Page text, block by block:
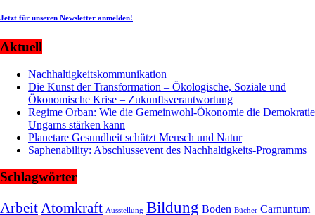
Jetzt für unseren Newsletter anmelden!
Aktuell
Nachhaltigkeitskommunikation
Die Kunst der Transformation – Ökologische, Soziale und
Ökonomische Krise – Zukunftsverantwortung
Regime Orban: Wie die Gemeinwohl-Ökonomie die Demokratie
Ungarns stärken kann
Planetare Gesundheit schützt Mensch und Natur
Saphenability: Abschlussevent des Nachhaltigkeits-Programms
Schlagwörter
Arbeit Atomkraft Ausstellung Bildung Boden Bücher Carnuntum